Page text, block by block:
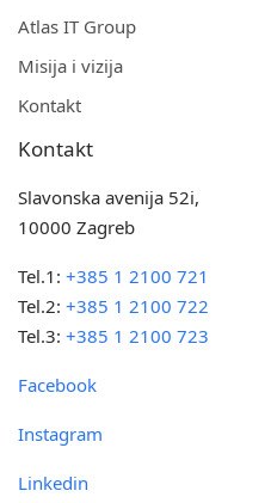
Atlas IT Group
Misija i vizija
Kontakt
Kontakt
Slavonska avenija 52i,
10000 Zagreb
Tel.1:+385 1 2100 721
Tel.2:+385 1 2100 722
Tel.3:+385 1 2100 723
Facebook
Instagram
Linkedin